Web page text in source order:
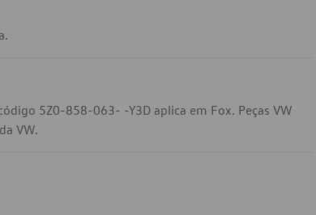
5Z0-858-063- -Y3D aplica em Fox. Peças VW
VW.